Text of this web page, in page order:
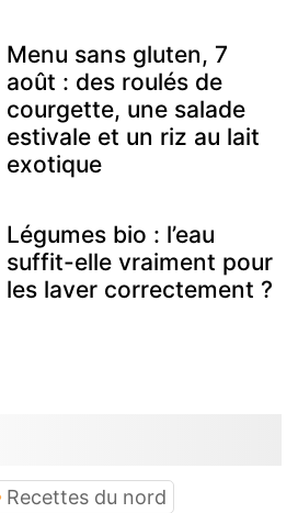
Menu sans gluten, 7
août : des roulés de
courgette, une salade
estivale et un riz au lait
exotique
Légumes bio : l’eau
suffit-elle vraiment pour
les laver correctement ?
Recettes du nord